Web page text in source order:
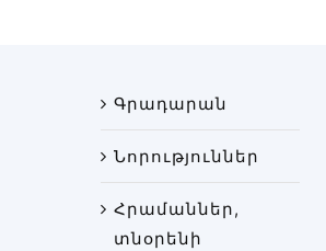
Գրադարան
Նորություններ
Հրամաններ,
տնօրենի